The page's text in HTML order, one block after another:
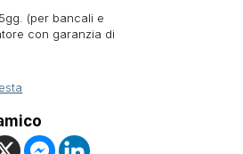
(per bancali e
con garanzia di